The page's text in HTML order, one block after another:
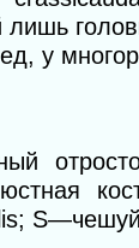
у
S